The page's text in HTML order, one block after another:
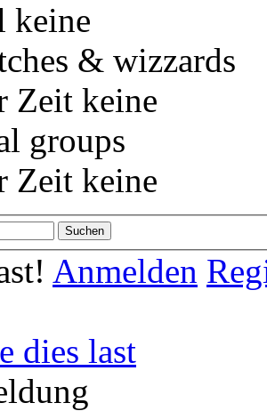
keine
& wizzards
Zeit keine
groups
Zeit keine
Anmelden
dies last